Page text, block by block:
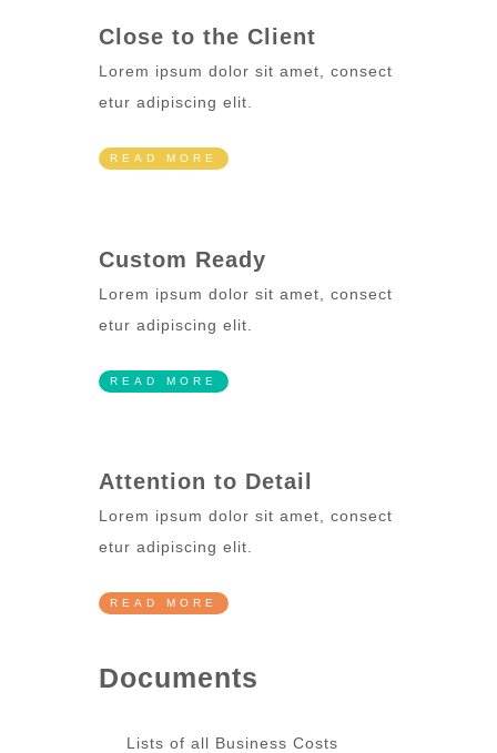
Close to the Client
Lorem ipsum dolor sit amet, consect
etur adipiscing elit.
READ MORE
Custom Ready
Lorem ipsum dolor sit amet, consect
etur adipiscing elit.
READ MORE
Attention to Detail
Lorem ipsum dolor sit amet, consect
etur adipiscing elit.
READ MORE
Documents
Lists of all Business Costs